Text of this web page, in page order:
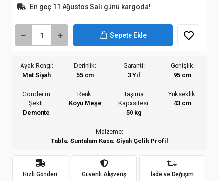
En geç 11 Ağustos Salı günü kargoda!
Sepete Ekle
Ayak Rengi:
Mat Siyah
Derinlik:
55 cm
Garanti:
3 Yıl
Genişlik:
95 cm
Gönderim
Şekli:
Demonte
Renk:
Koyu Meşe
Taşıma
Kapasitesi:
50 kg
Yükseklik:
43 cm
Malzeme:
Tabla: Suntalam Kasa: Siyah Çelik Profil
Hızlı Gönderi Güvenli Alışveriş İade ve Değişim